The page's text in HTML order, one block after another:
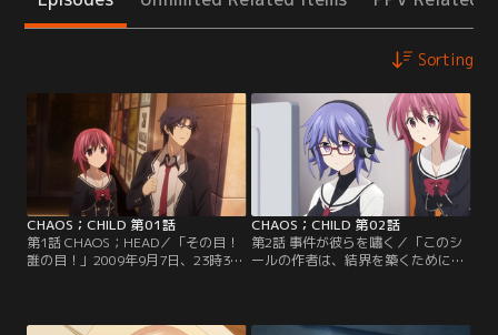
Sorting
CHAOS；CHILD 第01話
第1話 CHAOS；HEAD／「その目！
誰の目！」2009年9月7日、23時30
／「へえ、血が繋がってない姉
CHAOS；CHILD 第02話
第2話 事件が彼らを嘯く／「このシ
ールの作者は、結界を築くために人
的不明…。ただその存在を主張する